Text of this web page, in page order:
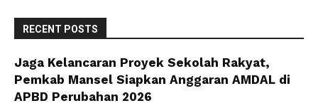
RECENT POSTS
Jaga Kelancaran Proyek Sekolah Rakyat,
Pemkab Mansel Siapkan Anggaran AMDAL di
APBD Perubahan 2026